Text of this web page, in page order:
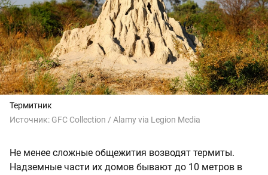
Термитник
Источник: GFC Collection / Alamy via Legion Media
Не менее сложные общежития возводят термиты.
Надземные части их домов бывают до 10 метров в